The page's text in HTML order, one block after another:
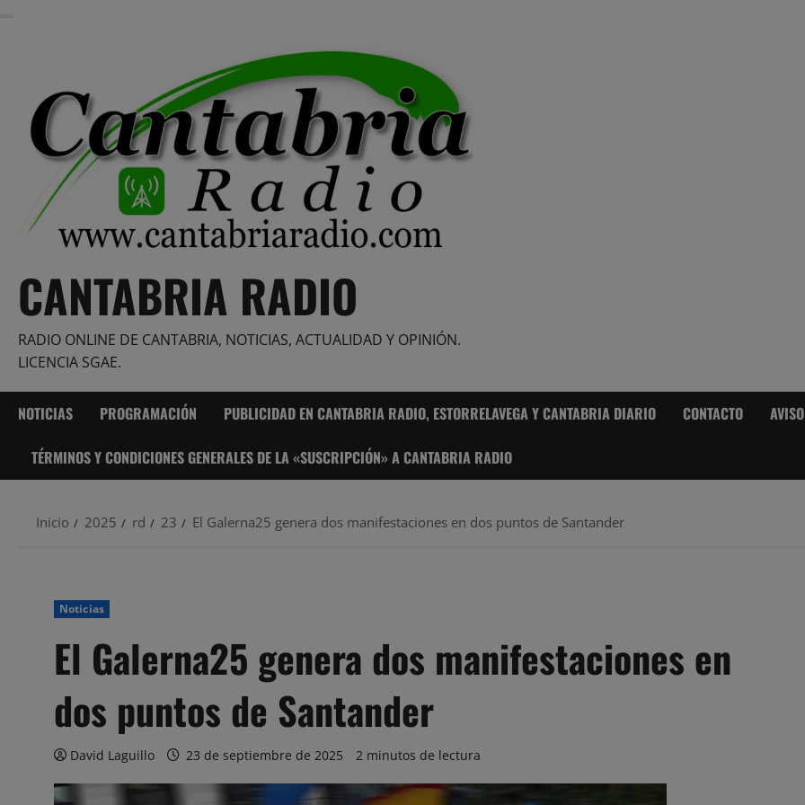
CANTABRIA RADIO
RADIO ONLINE DE CANTABRIA, NOTICIAS, ACTUALIDAD Y OPINIÓN.
LICENCIA SGAE.
NOTICIAS PROGRAMACIÓN PUBLICIDAD EN CANTABRIA RADIO, ESTORRELAVEGA Y CANTABRIA DIARIO CONTACTO
TÉRMINOS Y CONDICIONES GENERALES DE LA «SUSCRIPCIÓN» A CANTABRIA RADIO
Inicio 2025 rd 23 El Galerna25 genera dos manifestaciones en dos puntos de Santander
Noticias
El Galerna25 genera dos manifestaciones en
dos puntos de Santander
David Laguillo 23 de septiembre de 2025 2 minutos de lectura